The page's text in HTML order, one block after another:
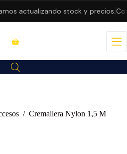
actualizando stock y precios.
/ Cremallera Nylon 1,5 M